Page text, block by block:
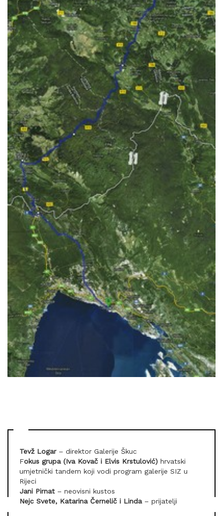
Tevž Logar– direktor Galerije Škuc
Fokus grupa (Iva Kovač i Elvis Krstulović) hrvatski
umjetnički tandem koji vodi program galerije SIZ u
Rijeci
Jani Pirnat – neovisni kustos
Nejc Svete, Katarina Černelič i Linda– prijatelji